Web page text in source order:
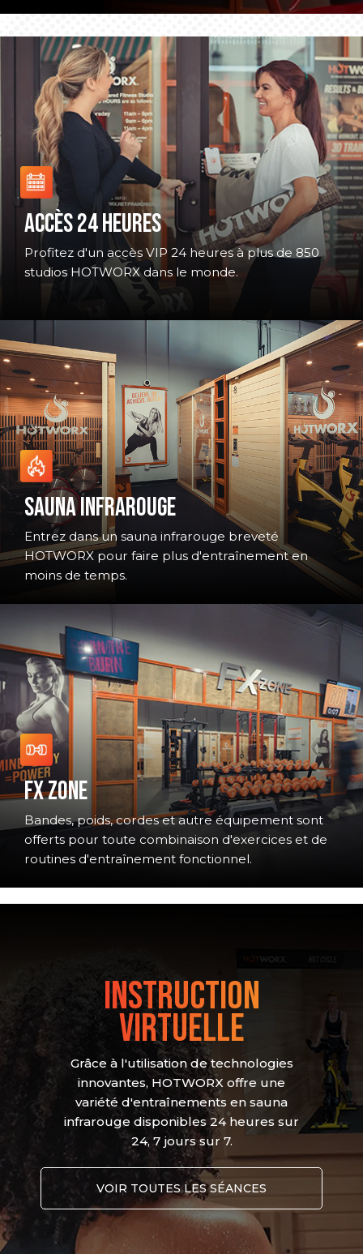
ACCÈS 24 HEURES
Profitez d'un accès VIP 24 heures à plus de 850
studios HOTWORX dans le monde.
SAUNA INFRAROUGE
Entrez dans un sauna infrarouge breveté
HOTWORX pour faire plus d'entraînement en
moins de temps.
FX ZONE
Bandes, poids, cordes et autre équipement sont
offerts pour toute combinaison d'exercices et de
routines d'entraînement fonctionnel.
Instruction
virtuelle
Grâce à l'utilisation de technologies
innovantes, HOTWORX offre une
variété d'entraînements en sauna
infrarouge disponibles 24 heures sur
24, 7 jours sur 7.
VOIR TOUTES LES SÉANCES